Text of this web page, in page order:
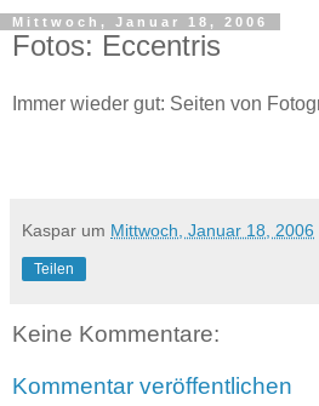
Mittwoch, Januar 18, 2006
Fotos: Eccentris
Immer wieder gut: Seiten von
Kaspar um Mittwoch, Januar 18, 2006
Teilen
Keine Kommentare:
Kommentar veröffentlichen